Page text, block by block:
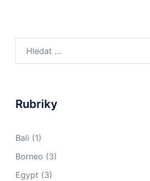
Rubriky
Bali (1)
Borneo (3)
Egypt (3)